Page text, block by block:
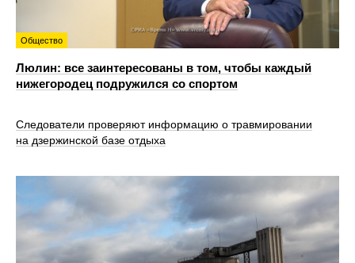
Общество
Люлин: все заинтересованы в том, чтобы каждый
нижегородец подружился со спортом
Следователи проверяют информацию о травмировании
на дзержинской базе отдыха